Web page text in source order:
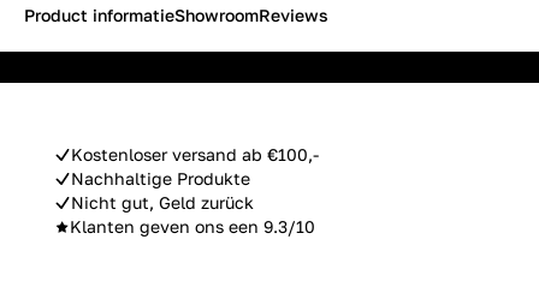
Kostenloser versand ab €100,-
Nachhaltige Produkte
Nicht gut, Geld zurück
Klanten geven ons een 9.3/10
Product informatieShowroomReviews